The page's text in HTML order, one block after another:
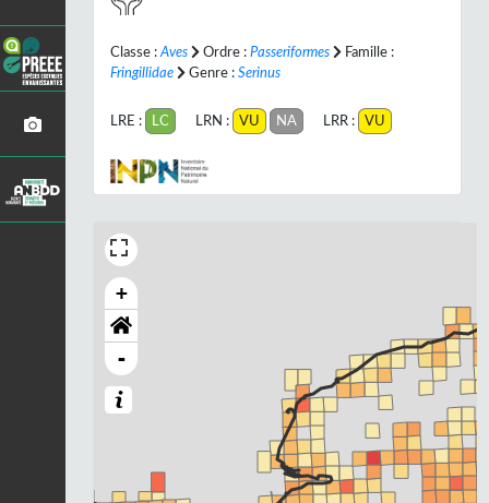
Classe : Aves Ordre : Passeriformes
Famille :
Fringillidae
Genre : Serinus
LRE : LC LRN : VU NA LRR : VU
+
-